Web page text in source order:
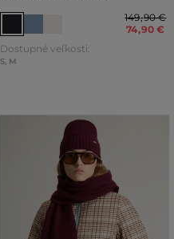
149,90 €
74,90 €
Dostupné veľkosti:
S, M